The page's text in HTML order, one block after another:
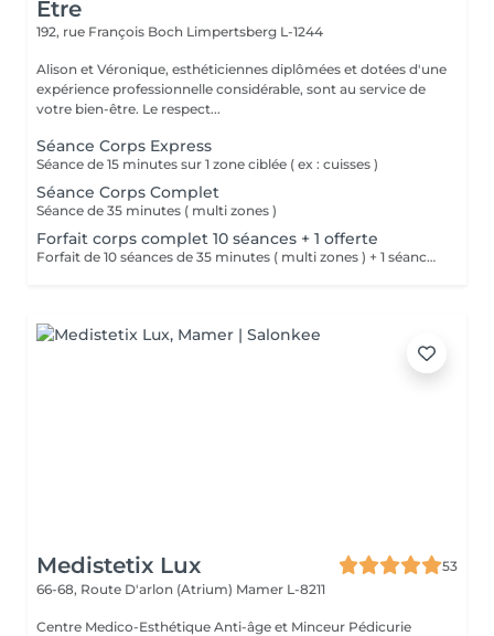
Être
192, rue François Boch Limpertsberg L-1244
Alison et Véronique, esthéticiennes diplômées et dotées d'une
expérience professionnelle considérable, sont au service de
votre bien-être. Le respect...
Séance Corps Express
Séance de 15 minutes sur 1 zone ciblée ( ex : cuisses )
Séance Corps Complet
Séance de 35 minutes ( multi zones )
Forfait corps complet 10 séances + 1 offerte
Forfait de 10 séances de 35 minutes ( multi zones ) + 1 séance offerte.
Medistetix Lux
53
66-68, Route D'arlon (Atrium) Mamer L-8211
Centre Medico-Esthétique Anti-âge et Minceur Pédicurie